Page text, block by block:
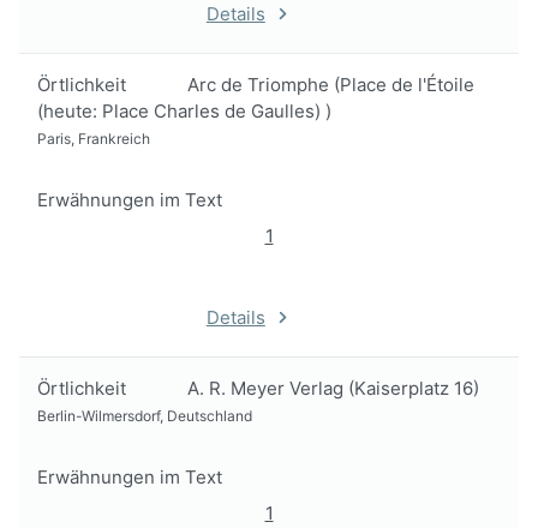
Details
Örtlichkeit
Arc de Triomphe (Place de l'Étoile
(heute: Place Charles de Gaulles) )
Paris, Frankreich
Erwähnungen im Text
1
Details
Örtlichkeit A. R. Meyer Verlag (Kaiserplatz 16)
Berlin-Wilmersdorf, Deutschland
Erwähnungen im Text
1